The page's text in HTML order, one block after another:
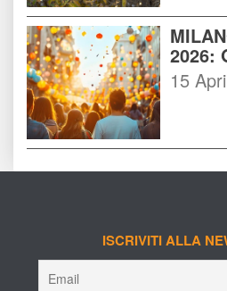
2026:
NON
15
ISCRIVITI ALLA